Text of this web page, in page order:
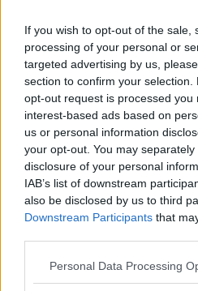
If you wish to opt-out of the sale,
processing of your personal or
targeted advertising by us,
section to confirm your
opt-out request is processed you
interest-based ads based on
us or personal information
your opt-out. You may
disclosure of your personal
IAB’s list of downstream
also be disclosed by us to third
Downstream Participants that
Personal Data Processing
ha fatto perdere le proprie tracce.
La vittima quindi, non vedendosi
acquistato e non essendo più in
contatto con il venditore, diventato
rivolgersi ai carabinieri.
Ricostruendo i movimenti di denaro
del truffatore, i militari hanno
raggiro che è stato denunciato
l’accusa di truffa.
Per questo tipo di reato l’autore
arrivare fino a tre anni di reclusione.
espedienti sempre diversi ed
buona fede altrui. Quando si